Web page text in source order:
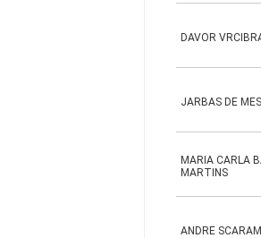
DAVOR
JARBAS DE
MARIA CARLA
MARTINS
ANDRE